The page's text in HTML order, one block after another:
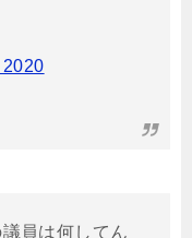
員は何してん